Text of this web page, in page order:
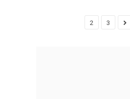
2 3